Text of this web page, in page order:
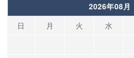
2026年08月
日 月 火 水